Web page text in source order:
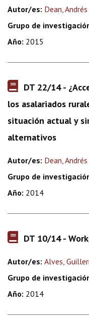
Autor/es: Dean, Andrés
Grupo de
Año: 2015
DT 22/14 -
los asalariados
situación actual y
alternativos
Autor/es: Dean, Andrés
Grupo de
Año: 2014
DT 10/14 -
Autor/es: Alves,
Grupo de
Año: 2014